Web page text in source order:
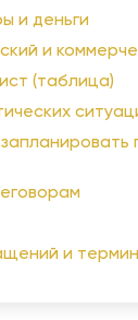
и деньги
и
(таблица)
и